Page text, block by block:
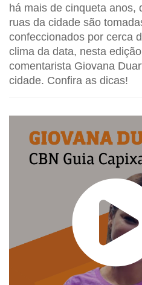
há mais de cinqueta anos,
ruas da cidade são
confeccionados por cerca
clima da data, nesta
comentarista Giovana
cidade. Confira as dicas!